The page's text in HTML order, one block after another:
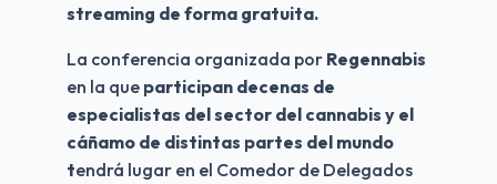
streaming de forma gratuita.
La conferencia organizada por Regennabis
en la que participan decenas de
especialistas del sector del cannabis y el
cáñamo de distintas partes del mundo
tendrá lugar en el Comedor de Delegados